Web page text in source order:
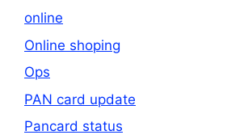
online
Online shoping
Ops
PAN card update
Pancard status